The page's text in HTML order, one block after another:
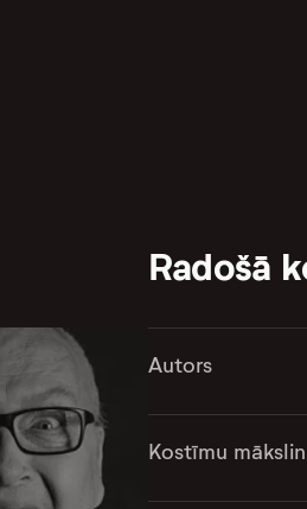
Radošā
Autors
Kostīmu